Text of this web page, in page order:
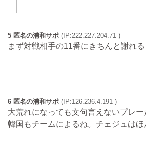
5 匿名の浦和サポ (IP:222.227.204.71 )
まず対戦相手の11番にきちんと謝れ
6 匿名の浦和サポ (IP:126.236.4.191 )
大荒れになっても文句言えないプレー
韓国もチームによるね。チェジュはほ